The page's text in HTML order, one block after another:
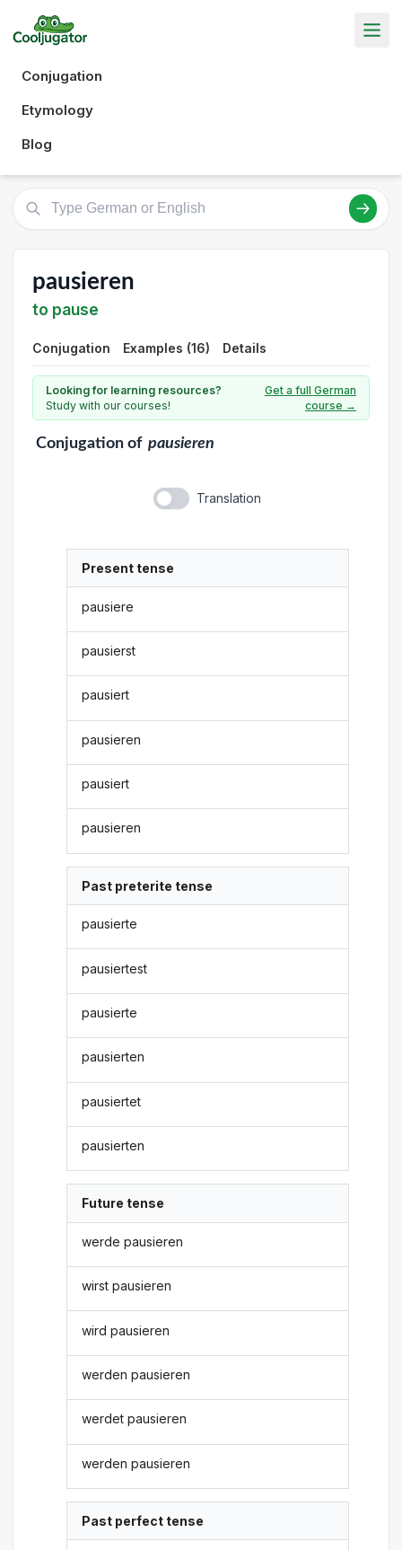
Conjugation
Etymology
Blog
pausieren
to pause
Conjugation Examples (16) Details
Looking for learning resources?
Study with our courses!
Get a full German
course →
Conjugationof pausieren
Translation
Present tense
pausiere
pausierst
pausiert
pausieren
pausiert
pausieren
Past preterite tense
pausierte
pausiertest
pausierte
pausierten
pausiertet
pausierten
Future tense
werde pausieren
wirst pausieren
wird pausieren
werden pausieren
werdet pausieren
werden pausieren
Past perfect tense